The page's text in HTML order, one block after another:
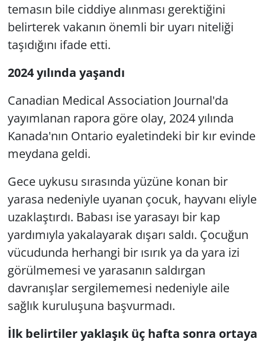
temasın bile ciddiye alınması gerektiğini
belirterek vakanın önemli bir uyarı niteliği
taşıdığını ifade etti.
2024 yılında yaşandı
Canadian Medical Association Journal'da
yayımlanan rapora göre olay, 2024 yılında
Kanada'nın Ontario eyaletindeki bir kır evinde
meydana geldi.
Gece uykusu sırasında yüzüne konan bir
yarasa nedeniyle uyanan çocuk, hayvanı eliyle
uzaklaştırdı. Babası ise yarasayı bir kap
yardımıyla yakalayarak dışarı saldı. Çocuğun
vücudunda herhangi bir ısırık ya da yara izi
görülmemesi ve yarasanın saldırgan
davranışlar sergilememesi nedeniyle aile
sağlık kuruluşuna başvurmadı.
İlk belirtiler yaklaşık üç hafta sonra ortaya